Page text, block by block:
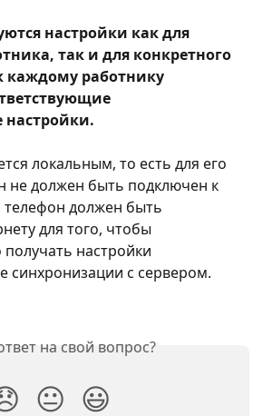
настройки как для
так и для конкретного
каждому работнику
локальным, то есть для его
не должен быть подключен к
телефон должен быть
для того, чтобы
настройки
синхронизации с сервером.
на свой вопрос?
😐 😃